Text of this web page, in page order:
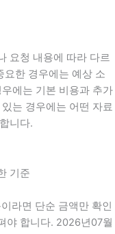
요청 내용에 따라 다르
요한 경우에는 예상 소
에는 기본 비용과 추가
는 경우에는 어떤 자료
니다.
기준
라면 단순 금액만 확인
야 합니다. 2026년07월